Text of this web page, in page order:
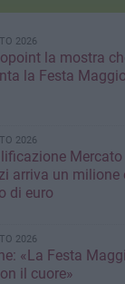
2026
la mostra
la Festa
2026
Mercato
arriva un milione
di euro
2026
«La Festa
il cuore»